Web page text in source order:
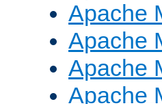
Apache
Apache
Apache
Apache